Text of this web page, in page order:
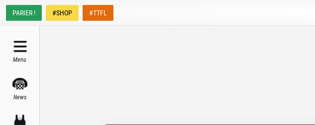
PARIER ! #SHOP #TTFL
Menu
News